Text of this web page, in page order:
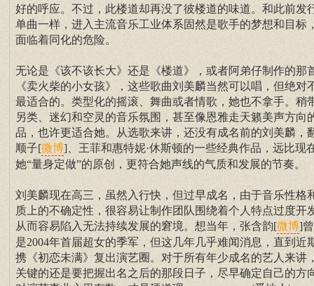
好的呼应。不过，此楼道却再没了彼楼道的味道。和此前发
单曲一样，进入主流音乐工业体系固然是歌手的梦想和目标
面临着同化的危险。
无论是《该不该长大》还是《楼道》，或者阿弟仔制作的那
《卖火柴的小女孩》，这些歌曲刘美麟当然可以唱，但绝对
最适合的。类型化的摇滚、舞曲或者情歌，她也不拿手。稍
另类、迷幻和空灵的音乐氛围，甚至像恩雅走天籁美声方向
品，也许更适合她。从选歌来讲，还没有成名前的刘美麟，
顺子[微博]、王菲和惠特妮·休斯顿的一些经典作品，远比现
她“量身定做”的原创，更符合她声线的气质和发展的节奏。
刘美麟现在高三，虽然入行快，但过早成名，由于音乐性格
质上的不确定性，很容易让制作团队围绕着个人特点过度开
从而容易陷入无法持续发展的窘境。想当年，张含韵[微博]
是2004年首届超女的季军，但这几年几乎难闻消息，直到近
携《初恋未满》复出演艺圈。对于所有年少成名的艺人来讲
关键的还是要把握出名之后的那段日子，尽早确定自己的方